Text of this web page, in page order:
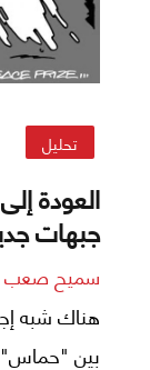
تحليل
العودة
جبهات
سميح صعب
هناك شبه
بين "حماس"